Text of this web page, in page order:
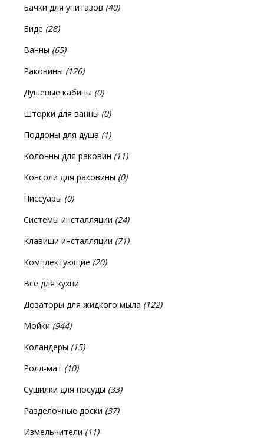
Бачки для унитазов (40)
Биде (28)
Ванны (65)
Раковины (126)
Душевые кабины (0)
Шторки для ванны (0)
Поддоны для душа (1)
Колонны для раковин (11)
Консоли для раковины (0)
Писсуары (0)
Системы инсталляции (24)
Клавиши инсталляции (71)
Комплектующие (20)
Всё для кухни
Дозаторы для жидкого мыла (122)
Мойки (944)
Коландеры (15)
Ролл-мат (10)
Сушилки для посуды (33)
Разделочные доски (37)
Измельчители (11)